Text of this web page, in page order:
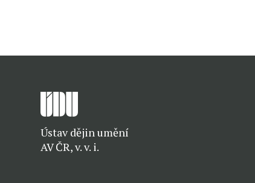
Ústav dějin umění
AV ČR, v. v. i.